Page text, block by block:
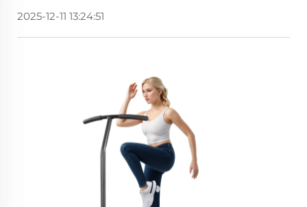
2025-12-11 13:24:51